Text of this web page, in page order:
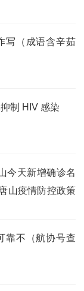
写（成语含辛茹
制 HIV 感染
今天新增确诊名
山疫情防控政策
靠不（航协号查